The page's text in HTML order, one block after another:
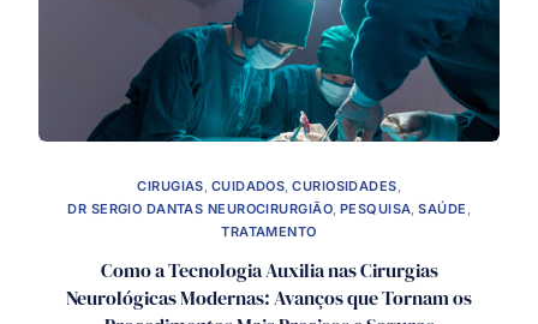
CIRUGIAS, CUIDADOS,CURIOSIDADES,
DR SERGIO DANTAS NEUROCIRURGIÃO, PESQUISA,SAÚDE ,
TRATAMENTO
Como a Tecnologia Auxilia nas Cirurgias
Neurológicas Modernas: Avanços que Tornam os